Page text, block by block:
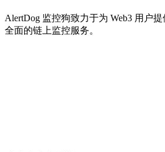
AlertDog 监控狗致力于为 Web3 用户
全面的链上监控服务。